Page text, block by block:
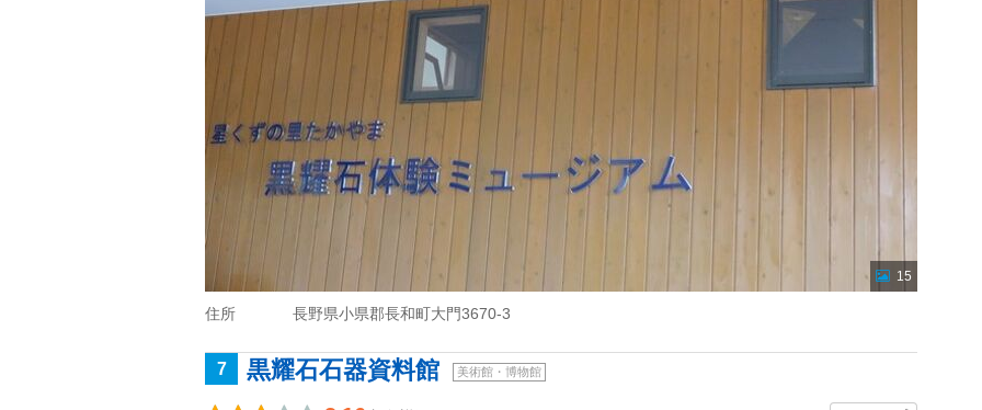
15
住所 長野県小県郡長和町大門3670-3
7 黒耀石石器資料館 美術館・博物館